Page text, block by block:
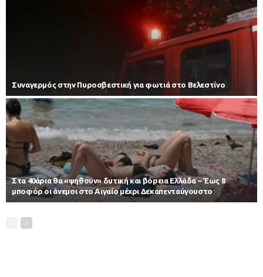
Συναγερμός στην Πυροσβεστική για φωτιά στο Βελεστίνο
Στα 40άρια θα «ψηθούν» δυτική και βόρεια Ελλάδα – Έως 8
μποφόρ οι άνεμοι στο Αιγαίο μέχρι Δεκαπενταύγουστο